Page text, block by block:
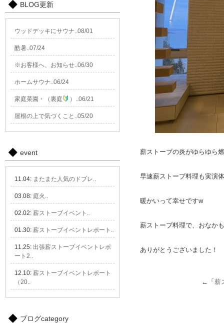
薪ストーブの炎がゆらゆら
早速薪ストーブ料理も実演
暖かいって幸せですw
薪ストーブ料理で、おなか
ありがとうございました！
←「 薪
BLOG更新
ウッドデッキにサウナ..08/01
酷暑..07/24
※お客様へ、お知らせ..06/30
ホームサウナ..06/24
家庭菜園・（裏庭 ）..06/21
屋根の上で気づくこと..05/20
event
11.04: またまた人気のドブレ..
03.08: 庭火..
02.02: 薪ストーブイベント..
01.30: 薪ストーブイベントレポート..
11.25: 出張薪ストーブイベントレポ
ート2..
12.10: 薪ストーブイベントレポート
（20..
ブログcategory